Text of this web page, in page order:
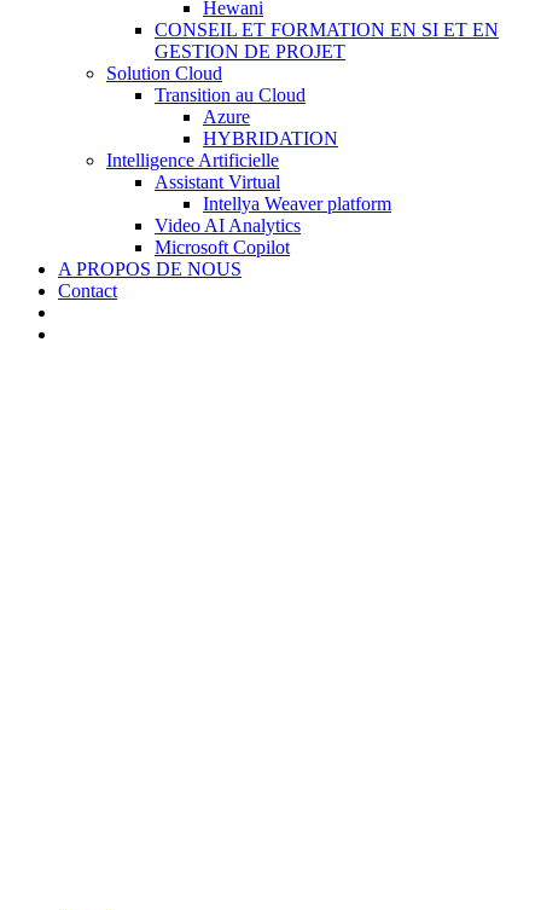
Hewani
CONSEIL ET FORMATION EN SI ET EN
GESTION DE PROJET
Solution Cloud
Transition au Cloud
Azure
HYBRIDATION
Intelligence Artificielle
Assistant Virtual
Intellya Weaver platform
Video AI Analytics
Microsoft Copilot
A PROPOS DE NOUS
Contact